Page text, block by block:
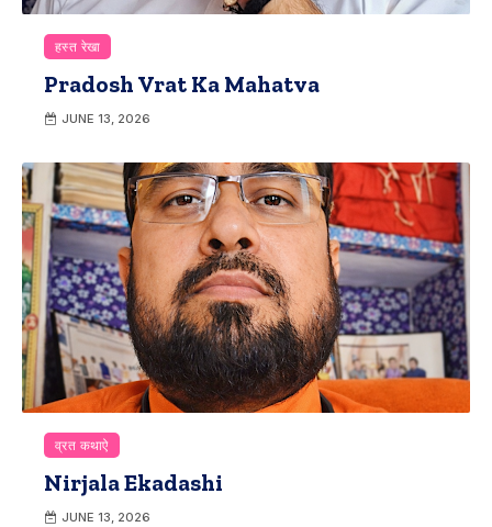
हस्त रेखा
Pradosh Vrat Ka Mahatva
JUNE 13, 2026
व्रत कथाऐ
Nirjala Ekadashi
JUNE 13, 2026